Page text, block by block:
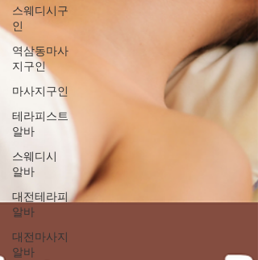
스웨디시구
인
역삼동마사
지구인
마사지구인
테라피스트
알바
스웨디시
알바
대전테라피
알바
대전마사지
알바